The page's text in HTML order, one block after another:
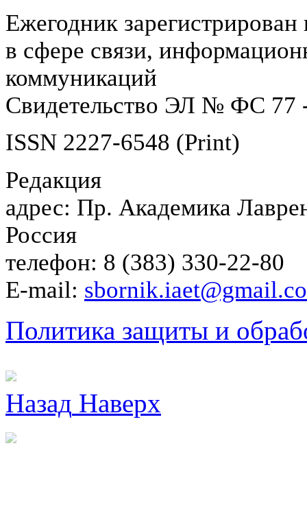
Ежегодник
в сфере связи,
коммуникаций
Свидетельство ЭЛ № ФС 77
ISSN 2227-6548 (Print)
Редакция
адрес: Пр. Академика
Россия
телефон: 8 (383) 330-22-80
E-mail:
Политика защиты и
Назад Наверх